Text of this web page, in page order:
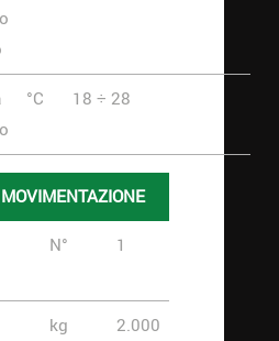
°C 18 ÷ 28
N° 1
kg 2.000